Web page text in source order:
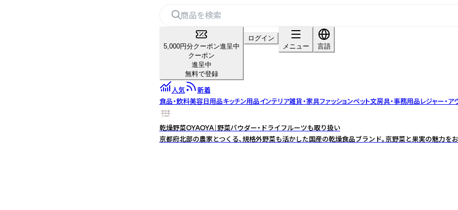
5,000円分クーポン進呈中
クーポン
進呈中
無料で登録
ログイン
メニュー
言語
人気
新着
食品・飲料美容日用品キッチン用品インテリア雑貨・家具ファッションペット文房具・事務用品レジャー・ア
乾燥野菜OYAOYA｜野菜パウダー・ドライフルーツも取り扱い
京都府北部の農家とつくる、規格外野菜も活かした国産の乾燥食品ブランド。京野菜と果実の魅力をお